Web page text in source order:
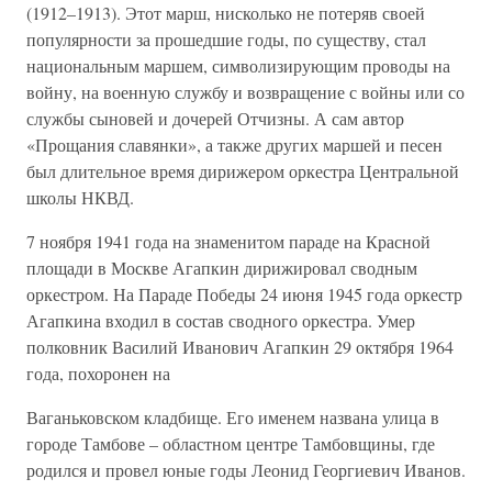
(1912–1913). Этот марш, нисколько не потеряв своей
популярности за прошедшие годы, по существу, стал
национальным маршем, символизирующим проводы на
войну, на военную службу и возвращение с войны или со
службы сыновей и дочерей Отчизны. А сам автор
«Прощания славянки», а также других маршей и песен
был длительное время дирижером оркестра Центральной
школы НКВД.
7 ноября 1941 года на знаменитом параде на Красной
площади в Москве Агапкин дирижировал сводным
оркестром. На Параде Победы 24 июня 1945 года оркестр
Агапкина входил в состав сводного оркестра. Умер
полковник Василий Иванович Агапкин 29 октября 1964
года, похоронен на
Ваганьковском кладбище. Его именем названа улица в
городе Тамбове – областном центре Тамбовщины, где
родился и провел юные годы Леонид Георгиевич Иванов.